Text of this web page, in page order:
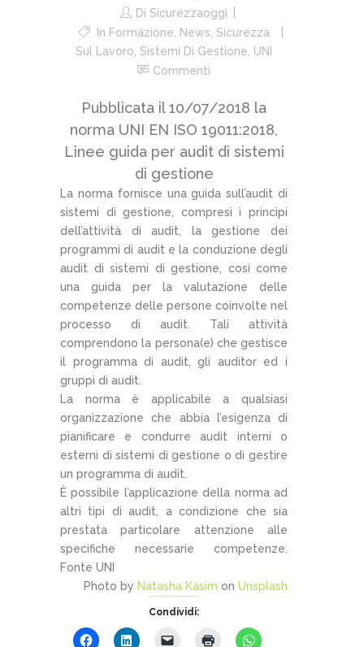
Di Sicurezzaoggi
In Formazione News Sicurezza
Sul Lavoro Sistemi Di Gestione UNI
Commenti
Pubblicata il 10/07/2018 la
norma UNI EN ISO 19011:2018,
Linee guida per audit di sistemi
di gestione
La norma fornisce una guida sull’audit di
sistemi di gestione, compresi i principi
dell’attività di audit, la gestione dei
programmi di audit e la conduzione degli
audit di sistemi di gestione, così come
una guida per la valutazione delle
competenze delle persone coinvolte nel
processo di audit. Tali attività
comprendono la persona(e) che gestisce
il programma di audit, gli auditor ed i
gruppi di audit.
La norma è applicabile a qualsiasi
organizzazione che abbia l’esigenza di
pianificare e condurre audit interni o
esterni di sistemi di gestione o di gestire
un programma di audit.
È possibile l’applicazione della norma ad
altri tipi di audit, a condizione che sia
prestata particolare attenzione alle
specifiche necessarie competenze.
Fonte UNI
Photo by Natasha Kasim on Unsplash
Condividi: